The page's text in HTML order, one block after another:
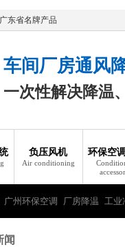
东省名牌产品
车间厂房通风
一次性解决降温
负压风机
Air conditioning
环保空
广州环保空调 厂房降温 工业
闻